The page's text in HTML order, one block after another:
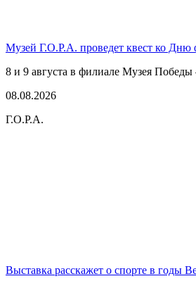
Музей Г.О.Р.А. проведет квест ко Дню
8 и 9 августа в филиале Музея
08.08.2026
Г.О.Р.А.
Выставка расскажет о спорте в годы